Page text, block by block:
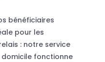
bénéficiaires
pour les
: notre service
fonctionne